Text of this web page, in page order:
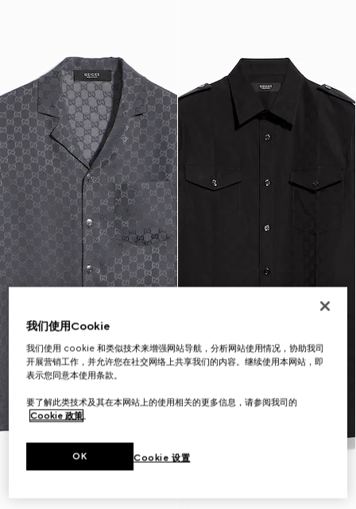
我们使用Cookie
我们使用 cookie 和类似技术来增强网站导航，分析网站使用情况，协助我司
开展营销工作，并允许您在社交网络上共享我们的内容。继续使用本网站，即
表示您同意本使用条款。
要了解此类技术及其在本网站上的使用相关的更多信息，请参阅我司的
Cookie 政策。
Cookie 设置
OK